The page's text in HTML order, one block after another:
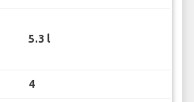
5.3 l
4